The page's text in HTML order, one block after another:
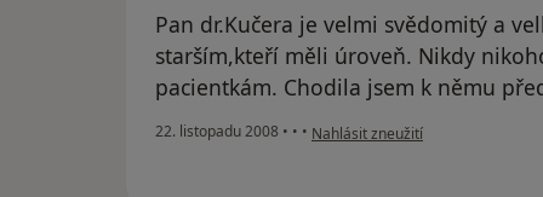
Pan dr.Kučera je velmi svědomitý a
starším,kteří měli úroveň. Nikdy
pacientkám. Chodila jsem k němu
22. listopadu 2008 • • • podle názoru uživatele Pacient
Nahlásit zneužití